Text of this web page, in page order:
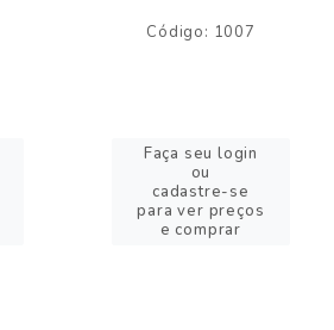
Código: 1007
Faça seu login
ou
cadastre-se
para ver preços
e comprar